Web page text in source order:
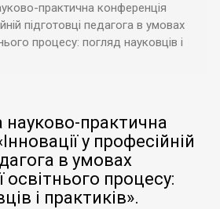
практична конференція
підготовці педагога в умовах
процесу: погляд науковців і
науково-практична
у професійній
в умовах
освітнього процесу:
і практиків».